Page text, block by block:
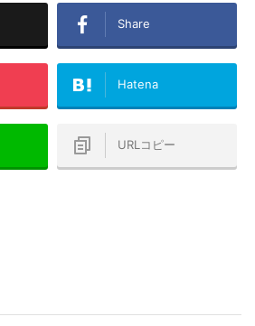
Share
Hatena
URLコピー